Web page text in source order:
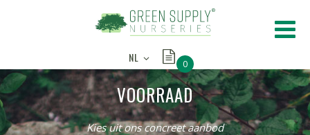
NL 0
VOORRAAD
Kies uit ons concreet aanbod